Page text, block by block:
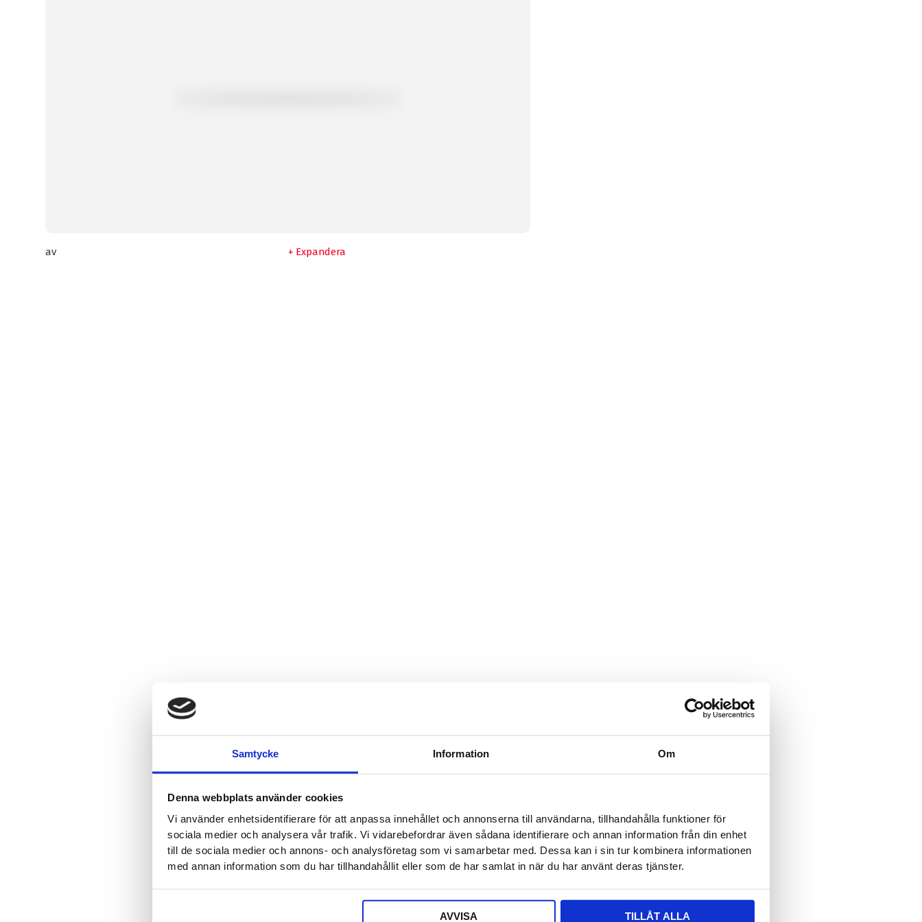
Samtycke Information Om
Denna webbplats använder cookies
Vi använder enhetsidentifierare för att anpassa innehållet och annonserna till användarna, tillhandahålla funktioner för
sociala medier och analysera vår trafik. Vi vidarebefordrar även sådana identifierare och annan information från din enhet
till de sociala medier och annons- och analysföretag som vi samarbetar med. Dessa kan i sin tur kombinera informationen
med annan information som du har tillhandahållit eller som de har samlat in när du har använt deras tjänster.
AVVISA TILLÅT ALLA
av Expandera
Detta fält är dolt när formuläret visas
Ditt namn*
E-post